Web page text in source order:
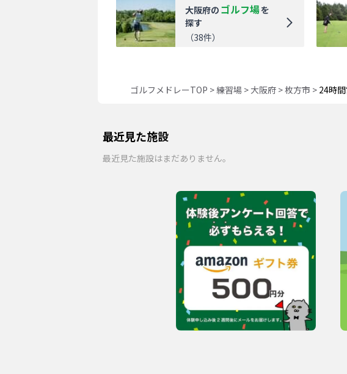
大阪府の ゴルフ場を
探す
（38件）
ゴルフメドレーTOP >練習場 > 大阪府>枚方市 > 24時
最近見た施設
最近見た施設はまだありません。